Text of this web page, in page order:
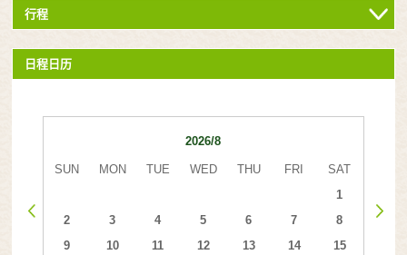
行程
日程日历
2026/8
SUN MON TUE WED THU FRI
SAT
1
2
3 4 5 6 7
8
9
10 11 12 13 14
15